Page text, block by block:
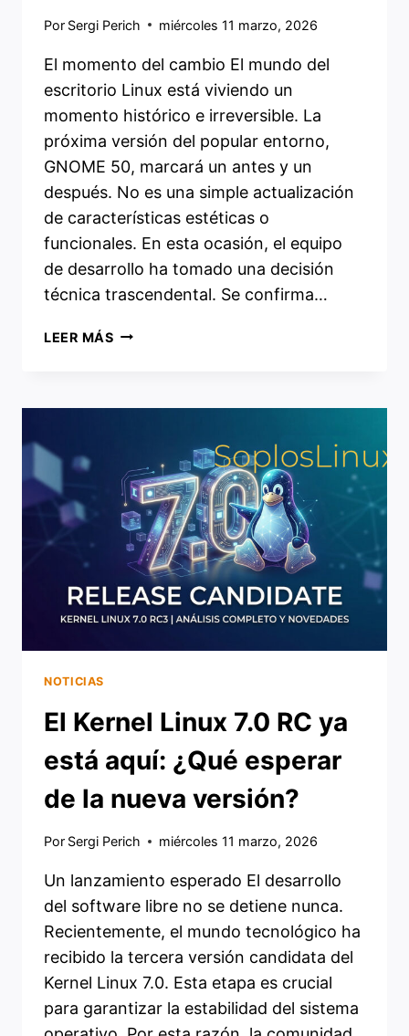
Por Sergi Perich miércoles 11 marzo, 2026
El momento del cambio El mundo del
escritorio Linux está viviendo un
momento histórico e irreversible. La
próxima versión del popular entorno,
GNOME 50, marcará un antes y un
después. No es una simple actualización
de características estéticas o
funcionales. En esta ocasión, el equipo
de desarrollo ha tomado una decisión
técnica trascendental. Se confirma…
LEER MÁSGNOME
X11:
COMIENZA
UNA
NUEVA
ERA
EN
LINUX
NOTICIAS
El Kernel Linux 7.0 RC ya
está aquí: ¿Qué esperar
de la nueva versión?
Por Sergi Perich miércoles 11 marzo, 2026
Un lanzamiento esperado El desarrollo
del software libre no se detiene nunca.
Recientemente, el mundo tecnológico ha
recibido la tercera versión candidata del
Kernel Linux 7.0. Esta etapa es crucial
para garantizar la estabilidad del sistema